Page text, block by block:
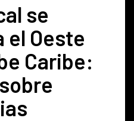
se
el Oeste
Caribe: